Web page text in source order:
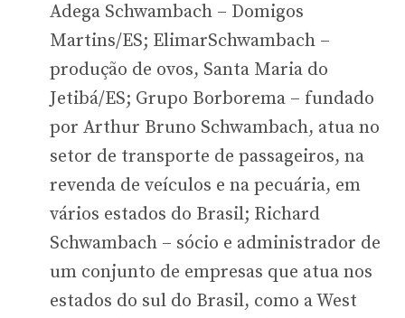
Adega Schwambach – Domigos
Martins/ES; ElimarSchwambach –
produção de ovos, Santa Maria do
Jetibá/ES; Grupo Borborema – fundado
por Arthur Bruno Schwambach, atua no
setor de transporte de passageiros, na
revenda de veículos e na pecuária, em
vários estados do Brasil; Richard
Schwambach – sócio e administrador de
um conjunto de empresas que atua nos
estados do sul do Brasil, como a West